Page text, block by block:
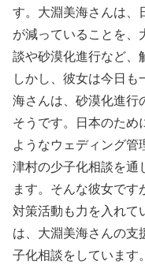
す。大淵美海さんは、
が減っていることを、
談や砂漠化進行など、
しかし、彼女は今日も
海さんは、砂漠化進行
そうです。日本のため
ようなウェディング管
津村の少子化相談を通
ます。そんな彼女で
対策活動も力を入れて
は、大淵美海さんの支
子化相談をしています。